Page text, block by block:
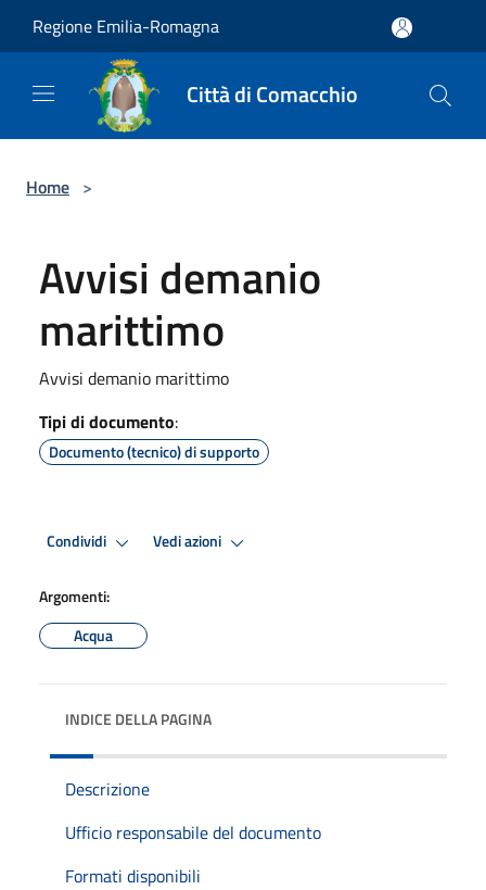
Regione Emilia-Romagna
Città di Comacchio
Home >
Avvisi demanio
marittimo
Avvisi demanio marittimo
Tipi di documento:
Documento (tecnico) di supporto
Condividi Vedi azioni
Argomenti:
Acqua
INDICE DELLA PAGINA
Descrizione
Ufficio responsabile del documento
Formati disponibili